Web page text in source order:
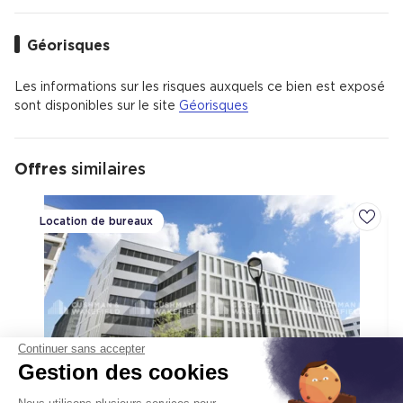
d'appartements et 32 % de maisons.
des restaurants et un hypermarché.
Il y a de nombreux espaces verts.
minutes en voiture.
Géorisques
Les informations sur les risques auxquels ce bien est exposé
sont disponibles sur le site Géorisques
Offres similaires
Location de bureaux
Continuer sans accepter
Gestion des cookies